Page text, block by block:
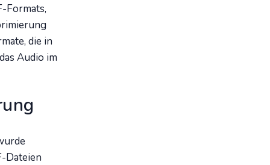
Formats,
die in
Audio im
Dateien